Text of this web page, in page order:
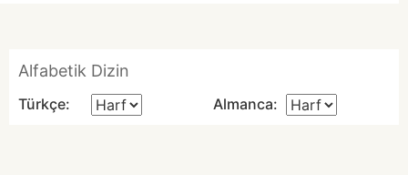
Alfabetik Dizin
Türkçe: Almanca: